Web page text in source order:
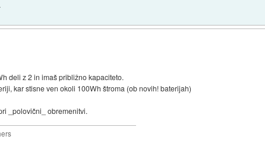
deli z 2 in imaš približno kapaciteto.
kar stisne ven okoli 100Wh štroma (ob novih! baterijah)
_polovični_ obremenitvi.